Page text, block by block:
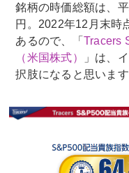
銘柄の時価総額は、
円。2022年12月末時
あるので、「 Tracers
（米国株式）
」は、
択肢になると思います